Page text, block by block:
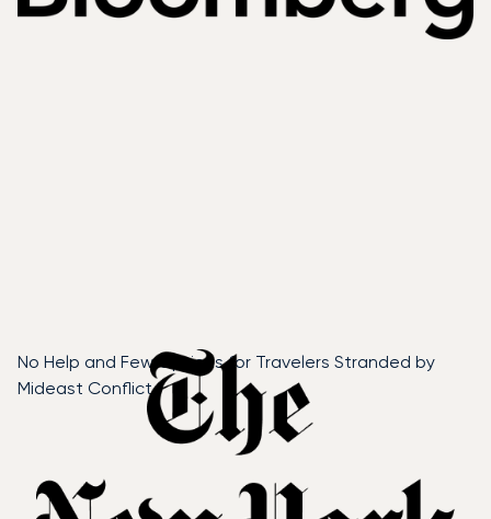
No Help and Few Options for Travelers Stranded by
Mideast Conflict